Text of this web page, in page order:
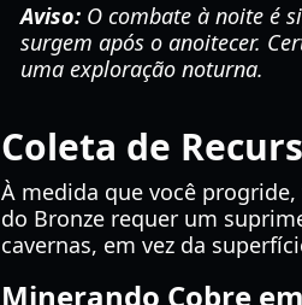
Aviso: O combate à noite é
surgem após o anoitecer.
uma exploração noturna.
Coleta de
À medida que você
do Bronze requer um
cavernas, em vez da
Minerando Cobre